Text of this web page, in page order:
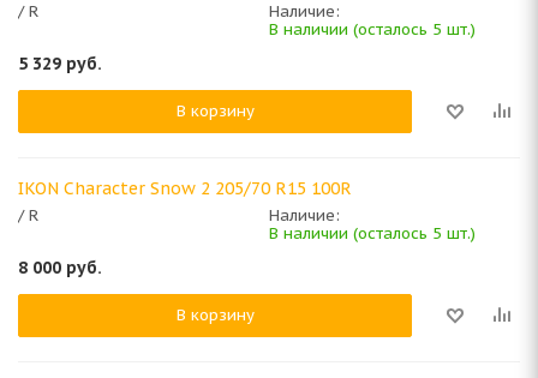
/ R
Наличие:
В наличии (осталось 5 шт.)
5 329 руб.
В корзину
IKON Character Snow 2 205/70 R15 100R
/ R
Наличие:
В наличии (осталось 5 шт.)
8 000 руб.
В корзину